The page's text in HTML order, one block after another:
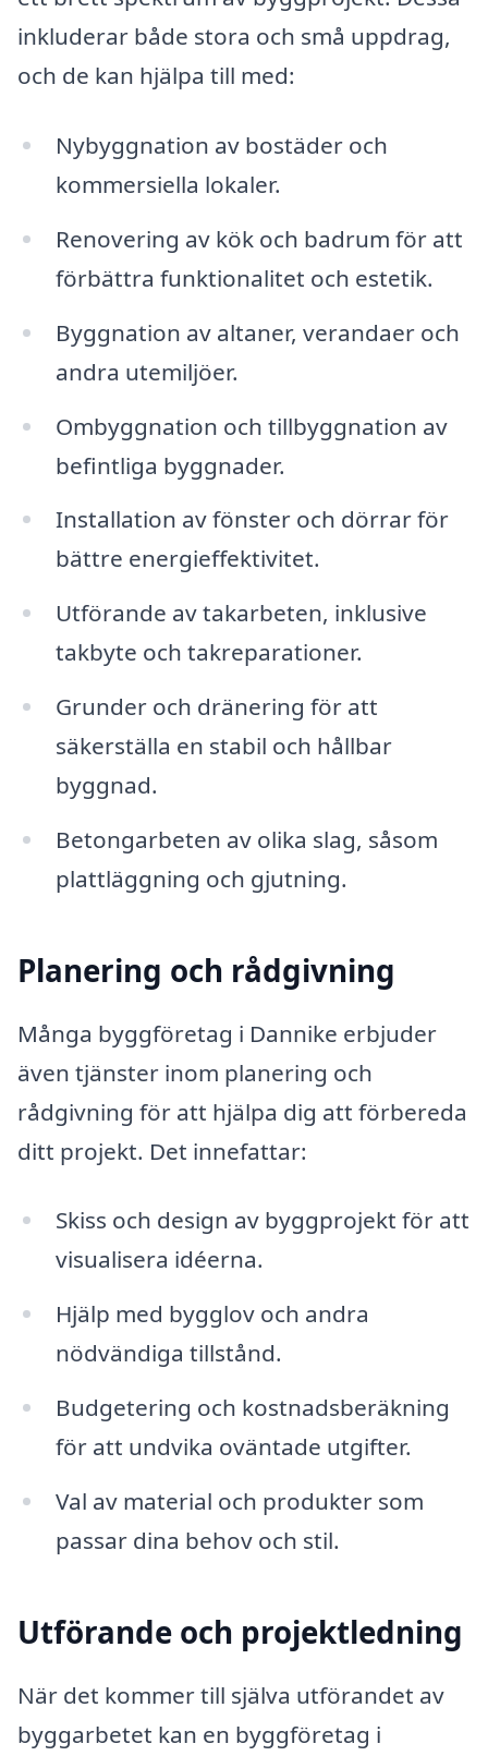
inkluderar både stora och små uppdrag,
och de kan hjälpa till med:
Nybyggnation av bostäder och
kommersiella lokaler.
Renovering av kök och badrum för att
förbättra funktionalitet och estetik.
Byggnation av altaner, verandaer och
andra utemiljöer.
Ombyggnation och tillbyggnation av
befintliga byggnader.
Installation av fönster och dörrar för
bättre energieffektivitet.
Utförande av takarbeten, inklusive
takbyte och takreparationer.
Grunder och dränering för att
säkerställa en stabil och hållbar
byggnad.
Betongarbeten av olika slag, såsom
plattläggning och gjutning.
Planering och rådgivning
Många byggföretag i Dannike erbjuder
även tjänster inom planering och
rådgivning för att hjälpa dig att förbereda
ditt projekt. Det innefattar:
Skiss och design av byggprojekt för att
visualisera idéerna.
Hjälp med bygglov och andra
nödvändiga tillstånd.
Budgetering och kostnadsberäkning
för att undvika oväntade utgifter.
Val av material och produkter som
passar dina behov och stil.
Utförande och projektledning
När det kommer till själva utförandet av
byggarbetet kan en byggföretag i